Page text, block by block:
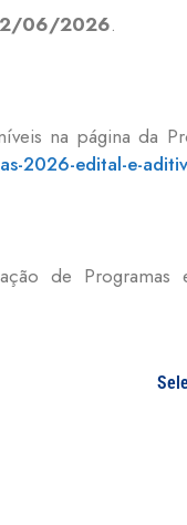
06/2026.
na página da
2026-edital-e-
de